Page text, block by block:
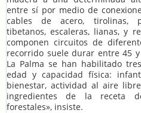
entre sí por medio de
cables de acero, tirolinas,
tibetanos, escaleras, lianas, y
componen circuitos de
recorrido suele durar entre 45
La Palma se han habilitado
edad y capacidad física:
bienestar, actividad al aire
ingredientes de la receta
forestales», insiste.